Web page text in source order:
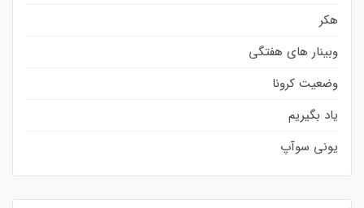
هکر
وبینار های هفتگی
وضعیت کرونا
یاد بگیریم
یونی سوآپ